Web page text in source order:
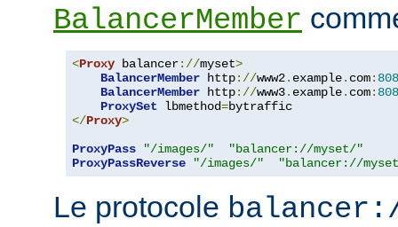
BalancerMember
<Proxy balancer://myset>
BalancerMember http://www2. example. com:
BalancerMember http://www3. example. com:
ProxySet lbmethod=
</Proxy>
ProxyPass
"/images/"
"balancer://myset/"
ProxyPassReverse
"/images/" "balancer://
Le protocole